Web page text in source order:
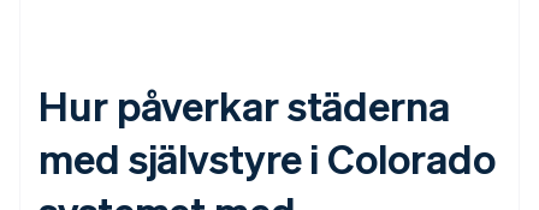
Hur påverkar städerna
med självstyre i Colorado